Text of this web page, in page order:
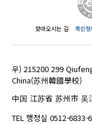
찾아오시는 길 개인
우) 215200 299
China(苏州韓國學校)
中国 江苏省 苏州市 吴
TEL 행정실 0512-